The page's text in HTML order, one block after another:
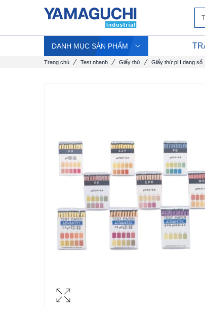
DANH MỤC SẢN PHẨM
Trang chủ Test nhanh Giấy thử Giấy thử pH dạng sổ